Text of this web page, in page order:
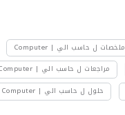
ملخصات ل حاسب الي | Computer
مراجعات ل حاسب الي | Computer
حلول ل حاسب الي | Computer